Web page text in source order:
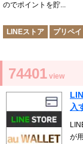
のでポイントを貯...
LINEストア
プリペ
74401 view
入
が